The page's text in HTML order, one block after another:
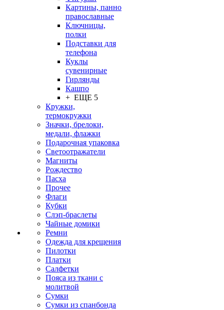
Картины, панно
православные
Ключницы,
полки
Подставки для
телефона
Куклы
сувенирные
Гирлянды
Кашпо
+ ЕЩЕ 5
Кружки,
термокружки
Значки, брелоки,
медали, флажки
Подарочная упаковка
Светоотражатели
Магниты
Рождество
Пасха
Прочее
Флаги
Кубки
Слэп-браслеты
Чайные домики
Ремни
Одежда для крещения
Пилотки
Платки
Салфетки
Пояса из ткани с
молитвой
Сумки
Сумки из спанбонда